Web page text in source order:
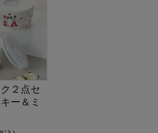
２点セ
ー＆ミ